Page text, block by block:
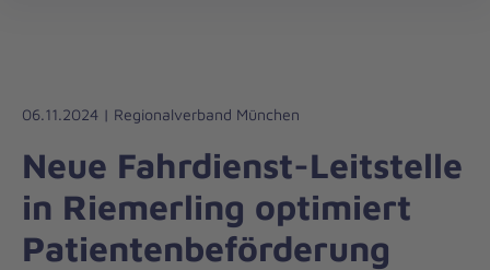
Liebe
Leben
06.11.2024 | Regionalverband München
Neue Fahrdienst-Leitstelle
in Riemerling optimiert
Patientenbeförderung